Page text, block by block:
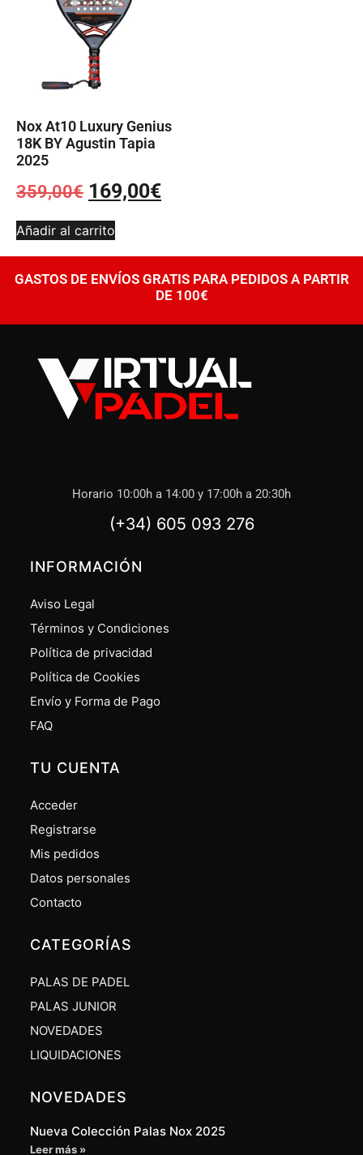
Nox At10 Luxury Genius
18K BY Agustin Tapia
2025
359,00€ 169,00€
Añadir al carrito
GASTOS DE ENVÍOS GRATIS PARA PEDIDOS A PARTIR
DE 100€
Horario 10:00h a 14:00 y 17:00h a 20:30h
(+34) 605 093 276
INFORMACIÓN
Aviso Legal
Términos y Condiciones
Política de privacidad
Política de Cookies
Envío y Forma de Pago
FAQ
TU CUENTA
Acceder
Registrarse
Mis pedidos
Datos personales
Contacto
CATEGORÍAS
PALAS DE PADEL
PALAS JUNIOR
NOVEDADES
LIQUIDACIONES
NOVEDADES
Nueva Colección Palas Nox 2025
Leer más »